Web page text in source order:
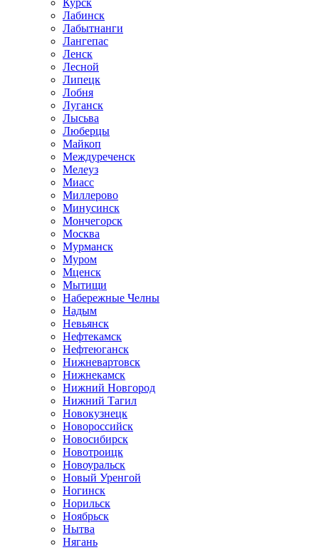
Курск
Лабинск
Лабытнанги
Лангепас
Ленск
Лесной
Липецк
Лобня
Луганск
Лысьва
Люберцы
Майкоп
Междуреченск
Мелеуз
Миасс
Миллерово
Минусинск
Мончегорск
Москва
Мурманск
Муром
Мценск
Мытищи
Набережные Челны
Надым
Невьянск
Нефтекамск
Нефтеюганск
Нижневартовск
Нижнекамск
Нижний Новгород
Нижний Тагил
Новокузнецк
Новороссийск
Новосибирск
Новотроицк
Новоуральск
Новый Уренгой
Ногинск
Норильск
Ноябрьск
Нытва
Нягань